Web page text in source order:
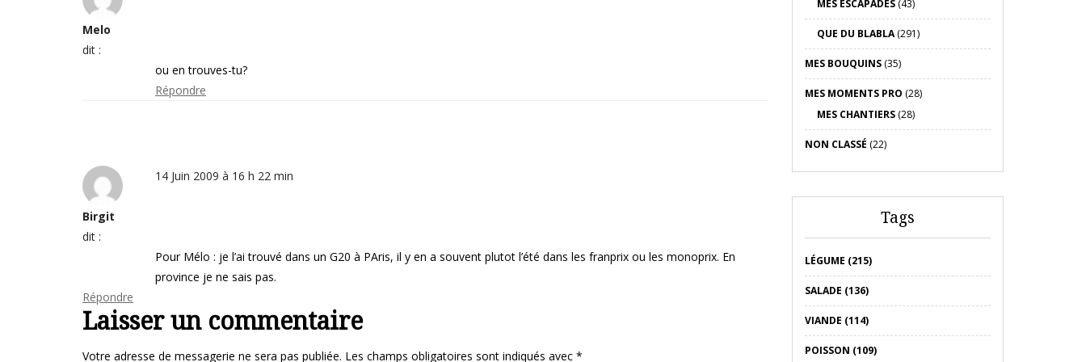
Melo
dit :
ou en trouves-tu?
Répondre
Birgit
dit :
14 Juin 2009 à 16 h 22 min
Pour Mélo : je l’ai trouvé dans un G20 à PAris, il y en a souvent plutot l’été dans les franprix ou les monoprix. En
province je ne sais pas.
Répondre
Laisser un commentaire
Votre adresse de messagerie ne sera pas publiée. Les champs obligatoires sont indiqués avec *
MES ESCAPADES(43)
QUE DU BLABLA(291)
MES BOUQUINS(35)
MES MOMENTS PRO (28)
MES CHANTIERS(28)
NON CLASSÉ (22)
Tags
LÉGUME (215)
SALADE (136)
VIANDE (114)
POISSON (109)